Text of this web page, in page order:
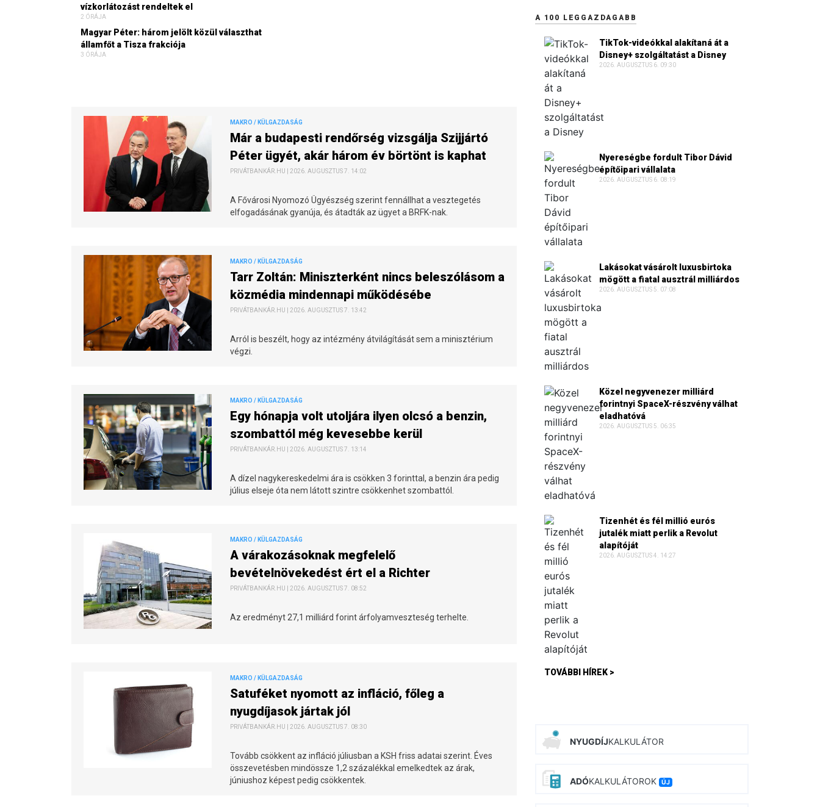
vízkorlátozást rendeltek el
2 ÓRÁJA
Magyar Péter: három jelölt közül választhat
államfőt a Tisza frakciója
3 ÓRÁJA
MAKRO / KÜLGAZDASÁG
Már a budapesti rendőrség vizsgálja Szijjártó
Péter ügyét, akár három év börtönt is kaphat
PRIVÁTBANKÁR.HU | 2026. AUGUSZTUS 7. 14:02
A Fővárosi Nyomozó Ügyészség szerint fennállhat a vesztegetés
elfogadásának gyanúja, és átadták az ügyet a BRFK-nak.
MAKRO / KÜLGAZDASÁG
Tarr Zoltán: Miniszterként nincs beleszólásom a
közmédia mindennapi működésébe
PRIVÁTBANKÁR.HU | 2026. AUGUSZTUS 7. 13:42
Arról is beszélt, hogy az intézmény átvilágítását sem a minisztérium
végzi.
MAKRO / KÜLGAZDASÁG
Egy hónapja volt utoljára ilyen olcsó a benzin,
szombattól még kevesebbe kerül
PRIVÁTBANKÁR.HU | 2026. AUGUSZTUS 7. 13:14
A dízel nagykereskedelmi ára is csökken 3 forinttal, a benzin ára pedig
július elseje óta nem látott szintre csökkenhet szombattól.
MAKRO / KÜLGAZDASÁG
A várakozásoknak megfelelő
bevételnövekedést ért el a Richter
PRIVÁTBANKÁR.HU | 2026. AUGUSZTUS 7. 08:52
Az eredményt 27,1 milliárd forint árfolyamveszteség terhelte.
MAKRO / KÜLGAZDASÁG
Satuféket nyomott az infláció, főleg a
nyugdíjasok jártak jól
PRIVÁTBANKÁR.HU | 2026. AUGUSZTUS 7. 08:30
Tovább csökkent az infláció júliusban a KSH friss adatai szerint. Éves
összevetésben mindössze 1,2 százalékkal emelkedtek az árak,
júniushoz képest pedig csökkentek.
A 100 LEGGAZDAGABB
TikTok-videókkal alakítaná át a
Disney+ szolgáltatást a Disney
2026. AUGUSZTUS 6. 09:30
Nyereségbe fordult Tibor Dávid
építőipari vállalata
2026. AUGUSZTUS 6. 08:19
Lakásokat vásárolt luxusbirtoka
mögött a fiatal ausztrál milliárdos
2026. AUGUSZTUS 5. 07:08
Közel negyvenezer milliárd
forintnyi SpaceX-részvény válhat
eladhatóvá
2026. AUGUSZTUS 5. 06:35
Tizenhét és fél millió eurós
jutalék miatt perlik a Revolut
alapítóját
2026. AUGUSZTUS 4. 14:27
TOVÁBBI HÍREK >
NYUGDÍJKALKULÁTOR
ADÓKALKULÁTOROK ÚJ